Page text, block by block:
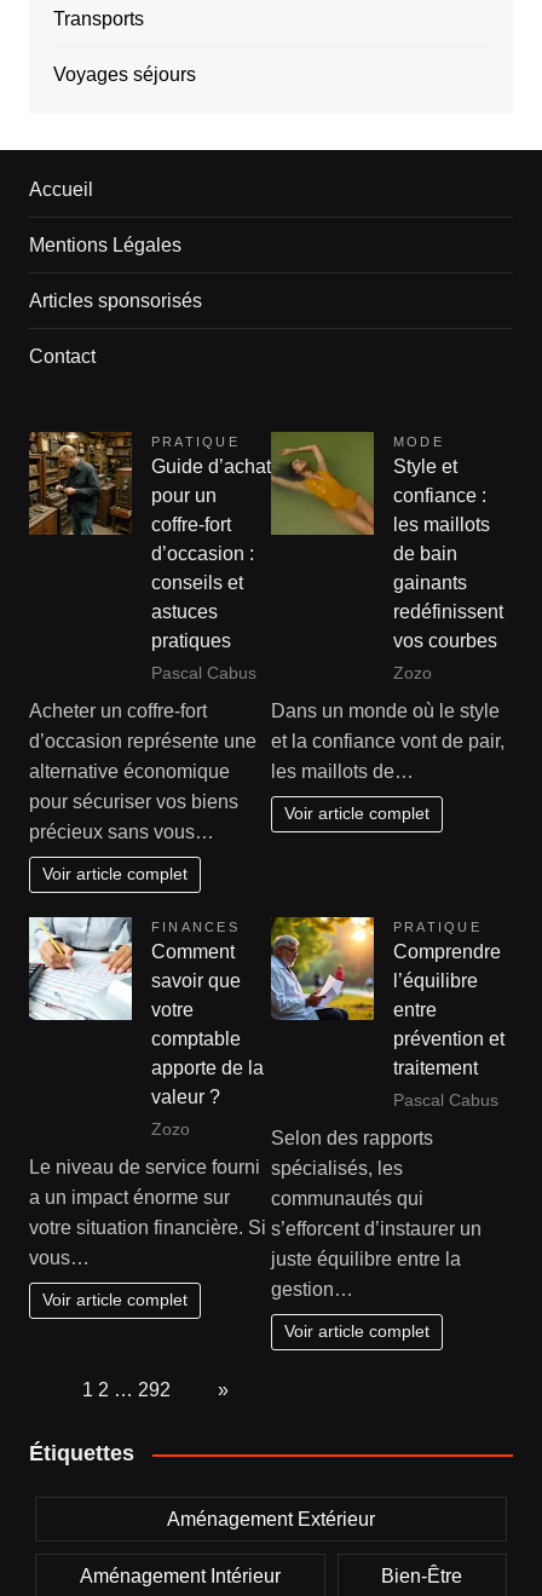
Transports
Voyages séjours
Accueil
Mentions Légales
Articles sponsorisés
Contact
PRATIQUE
Guide d’achat
pour un
coffre-fort
d’occasion :
conseils et
astuces
pratiques
Pascal Cabus
Acheter un coffre-fort
d’occasion représente une
alternative économique
pour sécuriser vos biens
précieux sans vous…
Voir article complet
MODE
Style et
confiance :
les maillots
de bain
gainants
redéfinissent
vos courbes
Zozo
Dans un monde où le style
et la confiance vont de pair,
les maillots de…
Voir article complet
FINANCES
Comment
savoir que
votre
comptable
apporte de la
valeur ?
Zozo
Le niveau de service fourni
a un impact énorme sur
votre situation financière. Si
vous…
Voir article complet
PRATIQUE
Comprendre
l’équilibre
entre
prévention et
traitement
Pascal Cabus
Selon des rapports
spécialisés, les
communautés qui
s’efforcent d’instaurer un
juste équilibre entre la
gestion…
Voir article complet
1 2 … 292 »
Étiquettes
Aménagement Extérieur
Aménagement Intérieur Bien-Être